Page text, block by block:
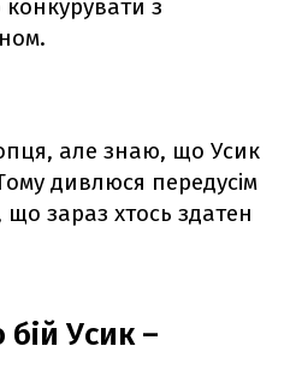
з
але знаю, що Усик
дивлюся передусім
зараз хтось здатен
Усик –